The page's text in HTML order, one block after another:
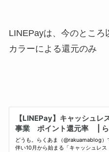
LINEPayは、今のところ
カラーによる還元のみ